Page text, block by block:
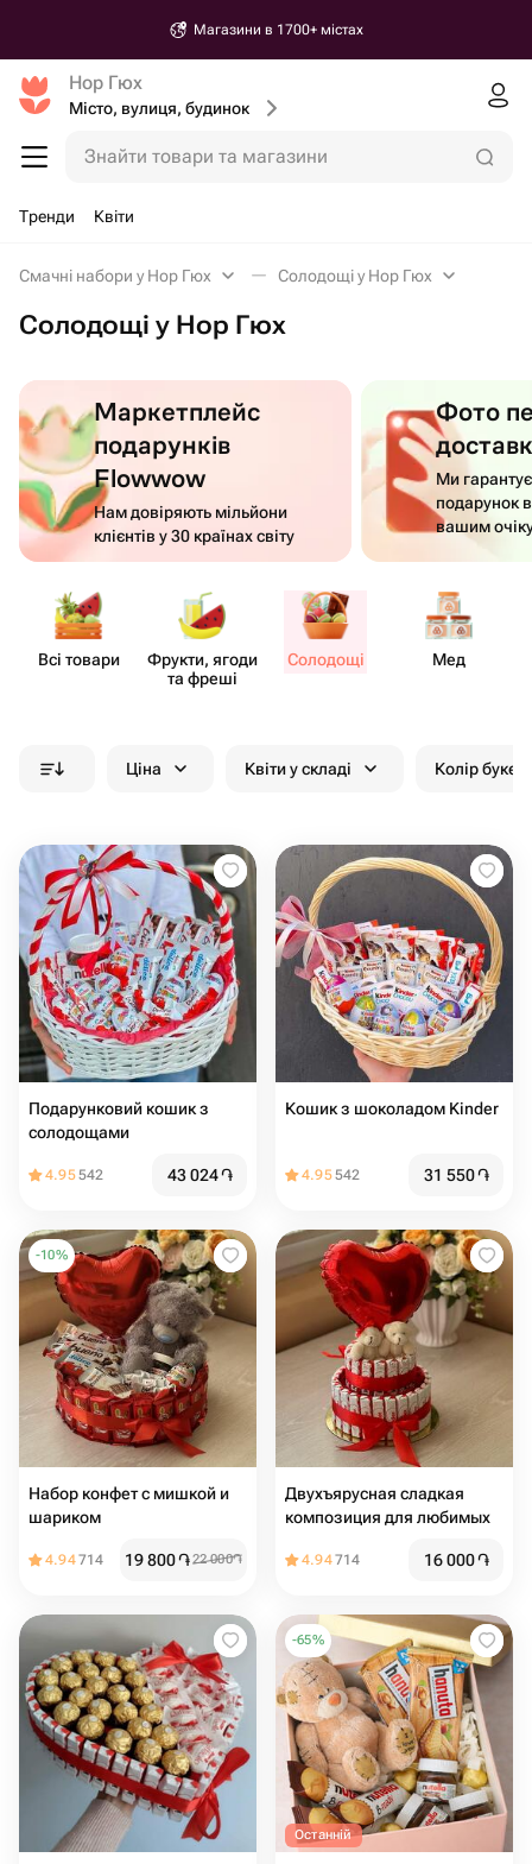
Магазини в 1700+ містах
Нор Гюх
Місто, вулиця, будинок
Знайти товари та магазини
Тренди Квіти
Смачні набори у Нор Гюх Солодощі у Нор Гюх
Солодощі у Нор Гюх
Маркетплейс
подарунків
Flowwow
Нам довіряють мільйони
клієнтів у 30 країнах світу
Фото
Ми
подарунок
вашим
Всі товари
Фрукти, ягоди
та фреші
Солодощі Мед
Ціна Квіти у складі Колір
Подарунковий кошик з
солодощами
4.95542 43 024֏
Кошик з шоколадом Kinder
4.95542 31 550֏
-10%
Набор конфет с мишкой и
шариком
4.94714 19 800֏22 000֏
Двухъярусная сладкая
композиция для любимых
4.94714 16 000֏
-65%
Останній